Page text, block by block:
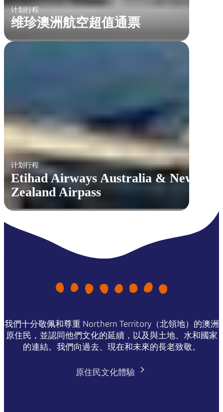
计划行程
维珍澳洲航空超值通票
计划行程
Etihad Airways Australia & New
Zealand Airpass
我們十分敬佩和尊重 Northern Territory（北領地）的澳洲
原住民，並認同他們文化的延續，以及與土地、水和國家
的連結。我們向過去、現在和未來的長老致敬。
原住民文化體驗